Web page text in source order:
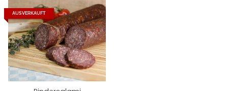
AUSVERKAUFT